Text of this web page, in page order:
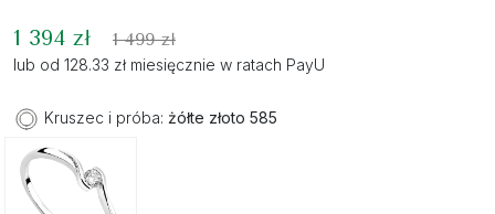
1 394 zł 1 499 zł
lub od 128.33 zł miesięcznie w ratach PayU
Kruszec i próba: żółte złoto 585